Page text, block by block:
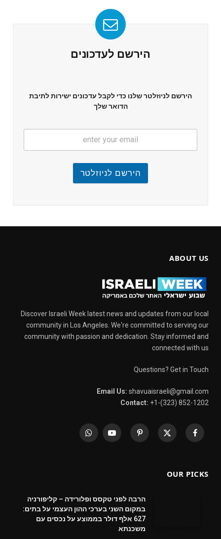
הירשם לעדכונים
הירשם לניוזלטר שלנו כדי לקבל עדכונים ישירות לתיבת
הדואר שלך
הירשם לניוזלטר
ABOUT US
Discover Israeli Week latest news and updates from our local
community in Los Angeles. We're committed to serving our
community with passion and dedication. Stay informed and
connected with us
Questions? Get in Touch
Email Us: shavuaisraeli@gmail.com
Contact: +1-(323) 852-1202
Facebook
X
Pinterest
YouTube
WhatsApp
OUR PICKS
הרבה לפני טקסס ופלורידה – קליפורניה
במקום השני בערכי ההון העצמי על בתים:
627 אלף דולר בממוצע על נכסים עם
משכנתא